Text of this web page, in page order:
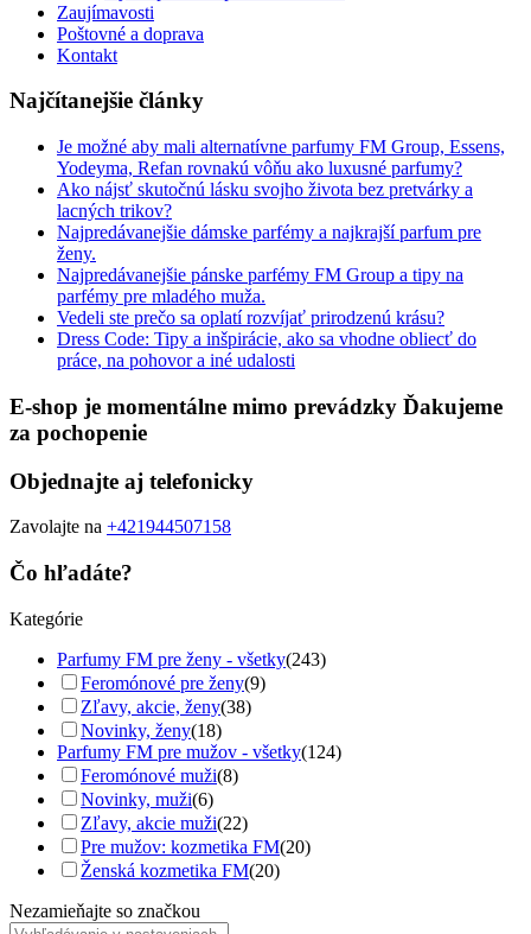
Zaujímavosti
Poštovné a doprava
Kontakt
Najčítanejšie články
Je možné aby mali alternatívne parfumy FM Group, Essens,
Yodeyma, Refan rovnakú vôňu ako luxusné parfumy?
Ako nájsť skutočnú lásku svojho života bez pretvárky a
lacných trikov?
Najpredávanejšie dámske parfémy a najkrajší parfum pre
ženy.
Najpredávanejšie pánske parfémy FM Group a tipy na
parfémy pre mladého muža.
Vedeli ste prečo sa oplatí rozvíjať prirodzenú krásu?
Dress Code: Tipy a inšpirácie, ako sa vhodne obliecť do
práce, na pohovor a iné udalosti
E-shop je momentálne mimo prevádzky Ďakujeme
za pochopenie
Objednajte aj telefonicky
Zavolajte na +421944507158
Čo hľadáte?
Kategórie
Parfumy FM pre ženy - všetky(243)
Feromónové pre ženy(9)
Zľavy, akcie, ženy(38)
Novinky, ženy(18)
Parfumy FM pre mužov - všetky(124)
Feromónové muži(8)
Novinky, muži(6)
Zľavy, akcie muži(22)
Pre mužov: kozmetika FM(20)
Ženská kozmetika FM(20)
Nezamieňajte so značkou